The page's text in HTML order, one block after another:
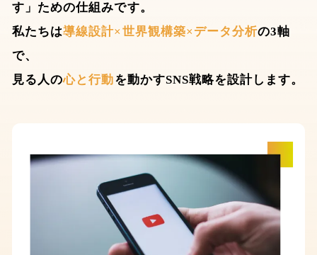
す」ための仕組みです。
私たちは導線設計×世界観構築×データ分析の3軸
で、
見る人の心と行動を動かすSNS戦略を設計します。